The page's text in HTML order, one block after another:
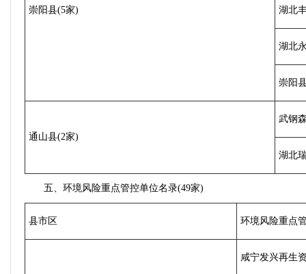
崇阳县(5家) 湖北
湖北
崇阳
通山县(2家)
武钢
湖北
五、环境风险重点管控单位名录(49家)
县市区 环境风险重点
咸宁发兴再生